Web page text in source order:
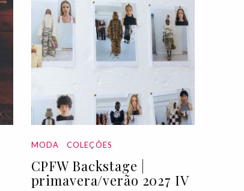
MODA COLEÇÕES
CPFW Backstage |
primavera/verão 2027 IV